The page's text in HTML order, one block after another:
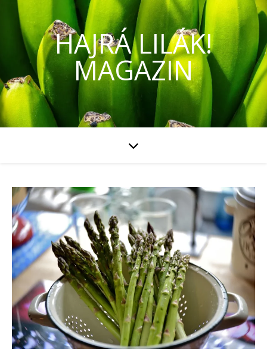
HAJRÁ LILÁK!
MAGAZIN